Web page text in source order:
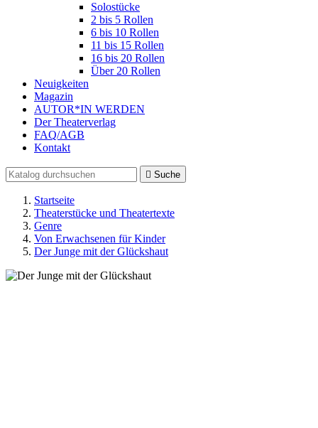
Solostücke
2 bis 5 Rollen
6 bis 10 Rollen
11 bis 15 Rollen
16 bis 20 Rollen
Über 20 Rollen
Neuigkeiten
Magazin
AUTOR*IN WERDEN
Der Theaterverlag
FAQ/AGB
Kontakt
 Suche
Startseite
Theaterstücke und Theatertexte
Genre
Von Erwachsenen für Kinder
Der Junge mit der Glückshaut